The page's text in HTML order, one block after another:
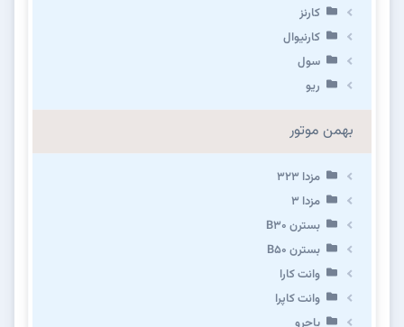
کارنز
کارنیوال
سول
ریو
بهمن موتور
مزدا ۳۲۳
مزدا ۳
بسترن B۳۰
بسترن B۵۰
وانت کارا
وانت کاپرا